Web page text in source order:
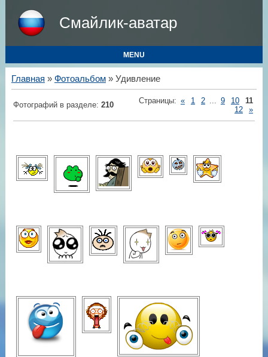
Смайлик-аватар
MENU
Главная » Фотоальбом» Удивление
Фотографий в разделе: 210 Страницы: « 1 2 9 10
11
12
»